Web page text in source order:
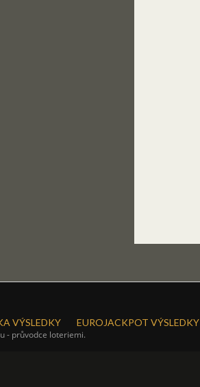
VÝSLEDKY EUROJACKPOT VÝSLEDKY
- průvodce loteriemi.